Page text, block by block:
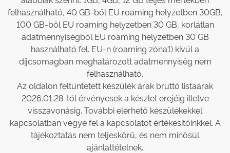
felhasználható, 40 GB-ből EU roaming helyzetben 30GB,
100 GB-ből EU roaming helyzetben 30 GB, korlátlan
adatmennyiségből EU roaming helyzetben 30 GB
használható fel. EU-n (roaming zóna1) kívül a
díjcsomagban meghatározott adatmennyiség nem
felhasználható.
Az oldalon feltüntetett készülék árak bruttó listaárak
2026.01.28-tól érvényesek a készlet erejéig illetve
visszavonásig. További elérhető készülékekkel
kapcsolatban vegye fel a kapcsolatot értékesítőinkkel. A
tájékoztatás nem teljeskörű, és nem minősül
ajánlattételnek.